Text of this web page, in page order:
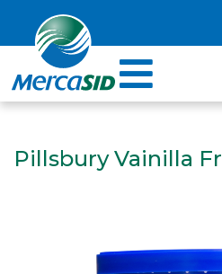
Pillsbury Vainilla